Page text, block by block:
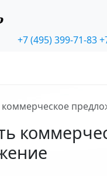
+7 (495) 399-71-83